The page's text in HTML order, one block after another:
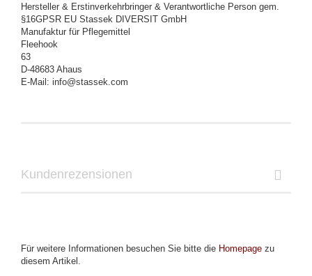
Hersteller & Erstinverkehrbringer & Verantwortliche Person gem.
§16GPSR EU Stassek DIVERSIT GmbH
Manufaktur für Pflegemittel
Fleehook
63
D-48683 Ahaus
E-Mail: info@stassek.com
Kundenrezensionen
Für weitere Informationen besuchen Sie bitte die Homepage zu
diesem Artikel.